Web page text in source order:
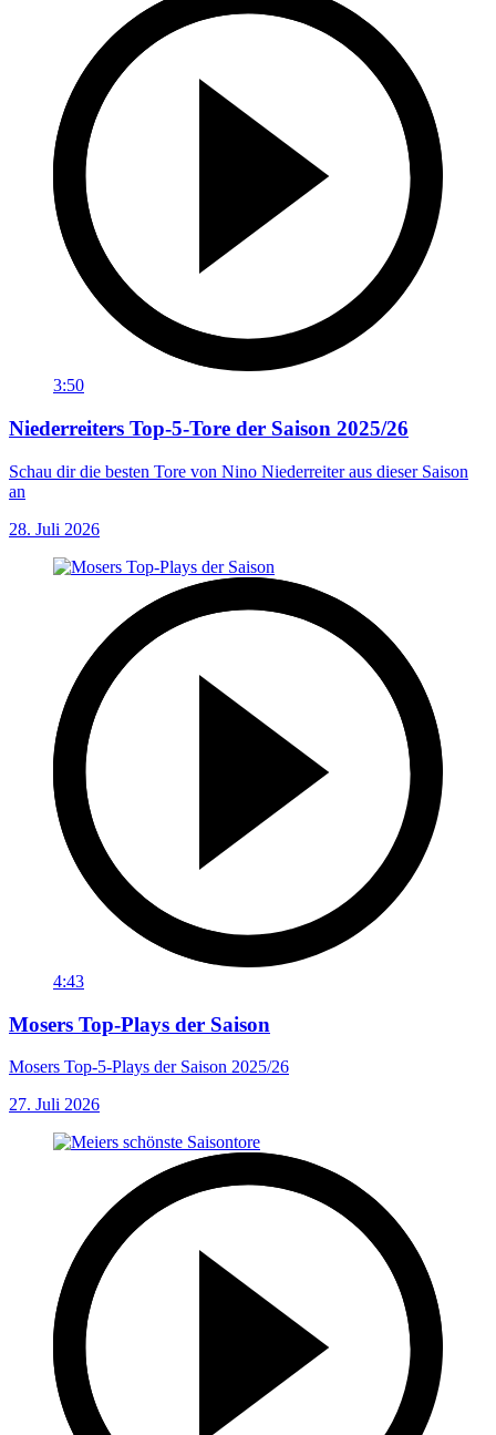
3:50
Niederreiters Top-5-Tore der Saison 2025/26
Schau dir die besten Tore von Nino Niederreiter aus dieser Saison
an
28. Juli 2026
4:43
Mosers Top-Plays der Saison
Mosers Top-5-Plays der Saison 2025/26
27. Juli 2026